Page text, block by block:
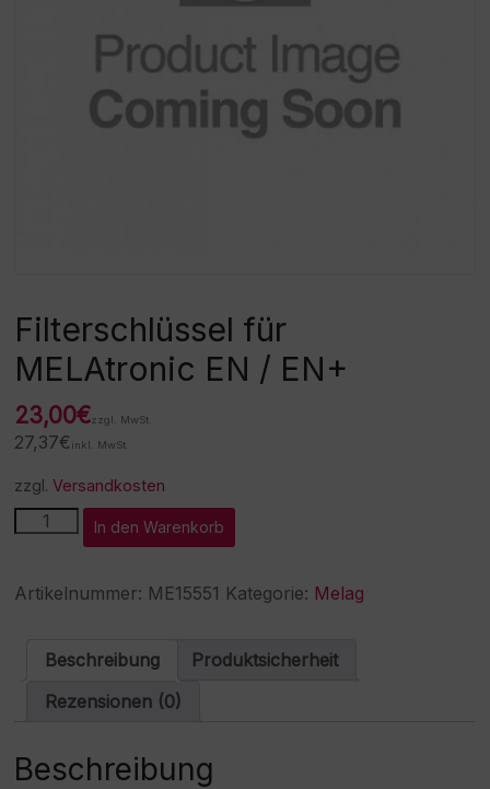
Filterschlüssel für
MELAtronic EN / EN+
23,00€zzgl. MwSt.
27,37€ inkl. MwSt.
zzgl.Versandkosten
Filterschlüssel
für
EN
/
Menge
In den Warenkorb
l
e
r
t
Artikelnummer: ME15551 Kategorie: Melag
Beschreibung
Produktsicherheit
Rezensionen (0)
Beschreibung